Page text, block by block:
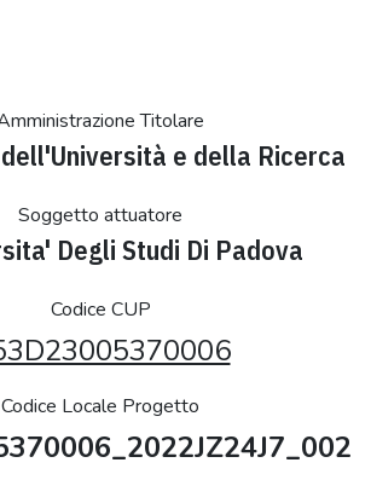
Titolare
e della Ricerca
Soggetto attuatore
Degli Studi Di Padova
Codice CUP
Codice Locale Progetto